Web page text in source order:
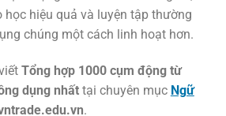
học hiệu quả và luyện tập thường
chúng một cách linh hoạt hơn.
Tổng hợp 1000 cụm động từ
dụng nhấttại chuyên mục Ngữ
.